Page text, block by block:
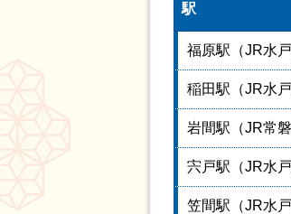
駅
福原駅（JR水戸
稲田駅（JR水戸
岩間駅（JR常磐
宍戸駅（JR水戸
笠間駅（JR水戸